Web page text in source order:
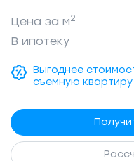
Цена за м2
В ипотеку
Выгоднее
съемную квартиру